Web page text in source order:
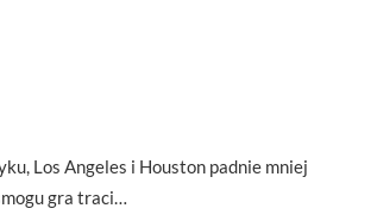
Los Angeles i Houston padnie mniej
gra traci…